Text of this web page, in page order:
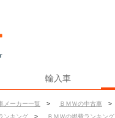
輸入車
メーカー一覧 > ＢＭＷの中古車 >
ンキング > ＢＭＷの燃費ランキング